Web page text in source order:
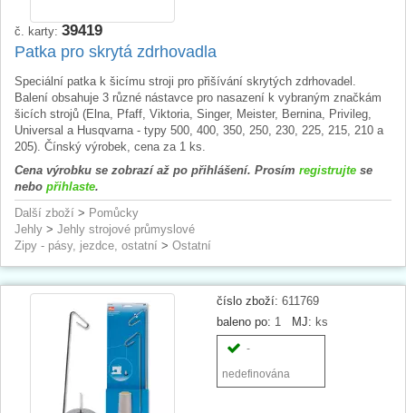
č. karty: 39419
Patka pro skrytá zdrhovadla
Speciální patka k šicímu stroji pro přišívání skrytých zdrhovadel.
Balení obsahuje 3 různé nástavce pro nasazení k vybraným značkám
šicích strojů (Elna, Pfaff, Viktoria, Singer, Meister, Bernina, Privileg,
Universal a Husqvarna - typy 500, 400, 350, 250, 230, 225, 215, 210 a
205). Čínský výrobek, cena za 1 ks.
Cena výrobku se zobrazí až po přihlášení. Prosím registrujte se
nebo přihlaste.
Další zboží > Pomůcky
Jehly > Jehly strojové průmyslové
Zipy - pásy, jezdce, ostatní > Ostatní
číslo zboží: 611769
baleno po: 1 MJ: ks
-
nedefinována